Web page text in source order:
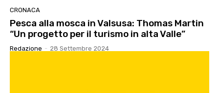
CRONACA
Pesca alla mosca in Valsusa: Thomas Martin
“Un progetto per il turismo in alta Valle”
Redazione - 28 Settembre 2024